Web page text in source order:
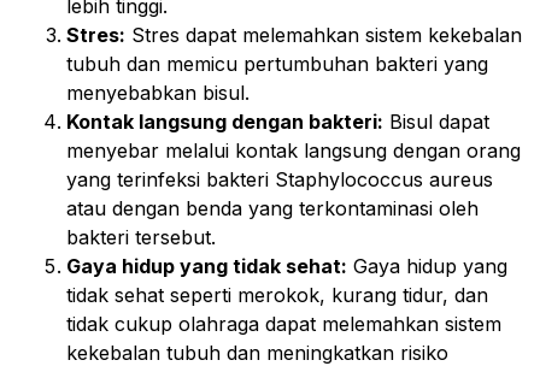
lebih tinggi.
Stres: Stres dapat melemahkan sistem kekebalan
tubuh dan memicu pertumbuhan bakteri yang
menyebabkan bisul.
Kontak langsung dengan bakteri: Bisul dapat
menyebar melalui kontak langsung dengan orang
yang terinfeksi bakteri Staphylococcus aureus
atau dengan benda yang terkontaminasi oleh
bakteri tersebut.
Gaya hidup yang tidak sehat: Gaya hidup yang
tidak sehat seperti merokok, kurang tidur, dan
tidak cukup olahraga dapat melemahkan sistem
kekebalan tubuh dan meningkatkan risiko